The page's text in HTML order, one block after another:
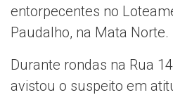
entorpecentes no
Paudalho, na Mata Norte.
Durante rondas na Rua
avistou o suspeito em